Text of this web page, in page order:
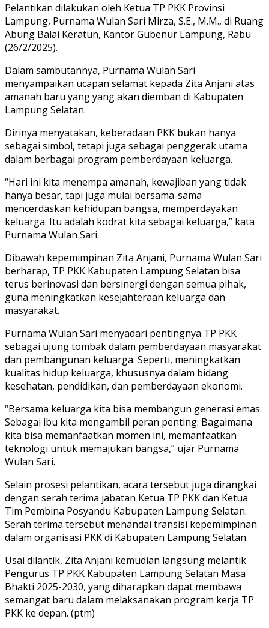
Pelantikan dilakukan oleh Ketua TP PKK Provinsi
Lampung, Purnama Wulan Sari Mirza, S.E., M.M., di Ruang
Abung Balai Keratun, Kantor Gubenur Lampung, Rabu
(26/2/2025).
Dalam sambutannya, Purnama Wulan Sari
menyampaikan ucapan selamat kepada Zita Anjani atas
amanah baru yang yang akan diemban di Kabupaten
Lampung Selatan.
Dirinya menyatakan, keberadaan PKK bukan hanya
sebagai simbol, tetapi juga sebagai penggerak utama
dalam berbagai program pemberdayaan keluarga.
“Hari ini kita menempa amanah, kewajiban yang tidak
hanya besar, tapi juga mulai bersama-sama
mencerdaskan kehidupan bangsa, memperdayakan
keluarga. Itu adalah kodrat kita sebagai keluarga,” kata
Purnama Wulan Sari.
Dibawah kepemimpinan Zita Anjani, Purnama Wulan Sari
berharap, TP PKK Kabupaten Lampung Selatan bisa
terus berinovasi dan bersinergi dengan semua pihak,
guna meningkatkan kesejahteraan keluarga dan
masyarakat.
Purnama Wulan Sari menyadari pentingnya TP PKK
sebagai ujung tombak dalam pemberdayaan masyarakat
dan pembangunan keluarga. Seperti, meningkatkan
kualitas hidup keluarga, khususnya dalam bidang
kesehatan, pendidikan, dan pemberdayaan ekonomi.
“Bersama keluarga kita bisa membangun generasi emas.
Sebagai ibu kita mengambil peran penting. Bagaimana
kita bisa memanfaatkan momen ini, memanfaatkan
teknologi untuk memajukan bangsa,” ujar Purnama
Wulan Sari.
Selain prosesi pelantikan, acara tersebut juga dirangkai
dengan serah terima jabatan Ketua TP PKK dan Ketua
Tim Pembina Posyandu Kabupaten Lampung Selatan.
Serah terima tersebut menandai transisi kepemimpinan
dalam organisasi PKK di Kabupaten Lampung Selatan.
Usai dilantik, Zita Anjani kemudian langsung melantik
Pengurus TP PKK Kabupaten Lampung Selatan Masa
Bhakti 2025-2030, yang diharapkan dapat membawa
semangat baru dalam melaksanakan program kerja TP
PKK ke depan. (ptm)